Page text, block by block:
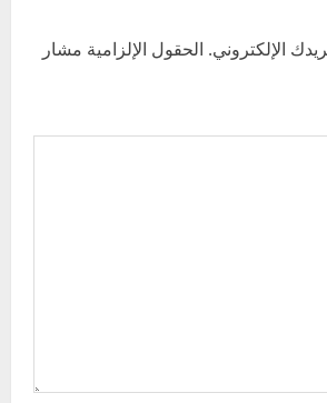
الإلكتروني. الحقول الإلزامية مشار